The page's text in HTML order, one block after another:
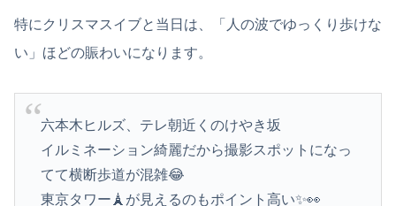
特にクリスマスイブと当日は、「人の波でゆっくり歩けな
い」ほどの賑わいになります。
六本木ヒルズ、テレ朝近くのけやき坂
イルミネーション綺麗だから撮影スポットになっ
てて横断歩道が混雑😂
東京タワー🗼が見えるのもポイント高い✨👀